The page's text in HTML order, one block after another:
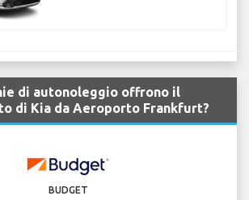
di autonoleggio offrono il
di Kia da Aeroporto Frankfurt?
BUDGET